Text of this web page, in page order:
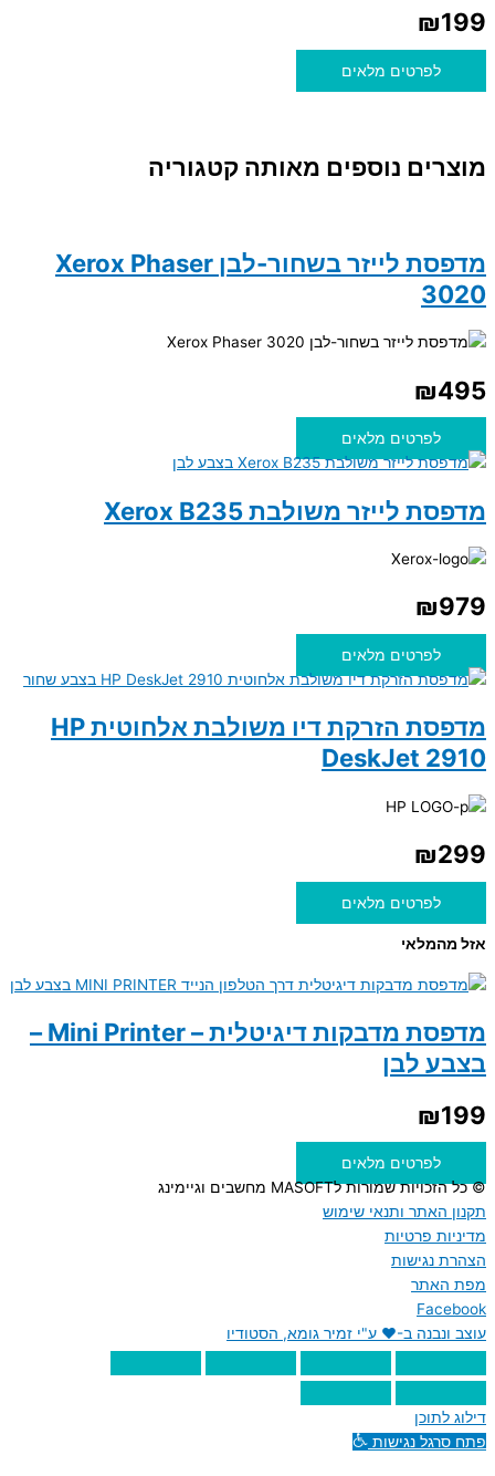
₪199
לפרטים מלאים
מוצרים נוספים מאותה קטגוריה
מדפסת לייזר בשחור-לבן Xerox Phaser
3020
₪495
לפרטים מלאים
מדפסת לייזר משולבת Xerox B235
₪979
לפרטים מלאים
מדפסת הזרקת דיו משולבת אלחוטית HP
DeskJet 2910
₪299
לפרטים מלאים
אזל מהמלאי
מדפסת מדבקות דיגיטלית – Mini Printer –
בצבע לבן
₪199
לפרטים מלאים
© כל הזכויות שמורות לMASOFT מחשבים וגיימינג
תקנון האתר ותנאי שימוש
מדיניות פרטיות
הצהרת נגישות
מפת האתר
Facebook
עוצב ונבנה ב-♥︎ ע"י זמיר גומא, הסטודיו
דילוג לתוכן
פתח סרגל נגישות